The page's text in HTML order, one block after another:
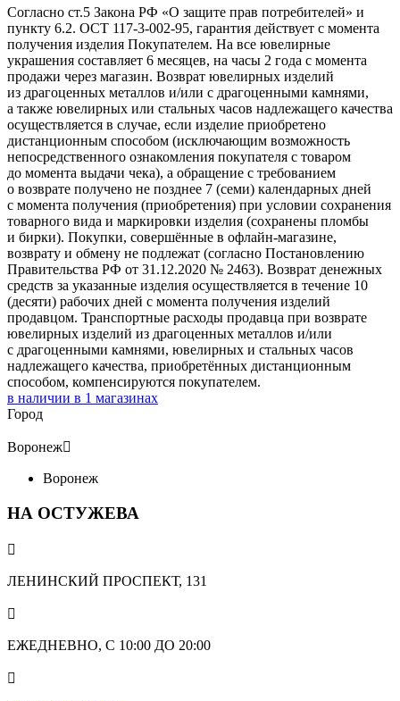
Согласно ст.5 Закона РФ «О защите прав потребителей» и
пункту 6.2. ОСТ 117-3-002-95, гарантия действует с момента
получения изделия Покупателем. На все ювелирные
украшения составляет 6 месяцев, на часы 2 года с момента
продажи через магазин. Возврат ювелирных изделий
из драгоценных металлов и/или с драгоценными камнями,
а также ювелирных или стальных часов надлежащего качества
осуществляется в случае, если изделие приобретено
дистанционным способом (исключающим возможность
непосредственного ознакомления покупателя с товаром
до момента выдачи чека), а обращение с требованием
о возврате получено не позднее 7 (семи) календарных дней
с момента получения (приобретения) при условии сохранения
товарного вида и маркировки изделия (сохранены пломбы
и бирки). Покупки, совершённые в офлайн-магазине,
возврату и обмену не подлежат (согласно Постановлению
Правительства РФ от 31.12.2020 № 2463). Возврат денежных
средств за указанные изделия осуществляется в течение 10
(десяти) рабочих дней с момента получения изделий
продавцом. Транспортные расходы продавца при возврате
ювелирных изделий из драгоценных металлов и/или
с драгоценными камнями, ювелирных и стальных часов
надлежащего качества, приобретённых дистанционным
способом, компенсируются покупателем.
в наличии в 1 магазинах
Город
Воронеж
Воронеж
НА ОСТУЖЕВА

ЛЕНИНСКИЙ ПРОСПЕКТ, 131

ЕЖЕДНЕВНО, С 10:00 ДО 20:00
